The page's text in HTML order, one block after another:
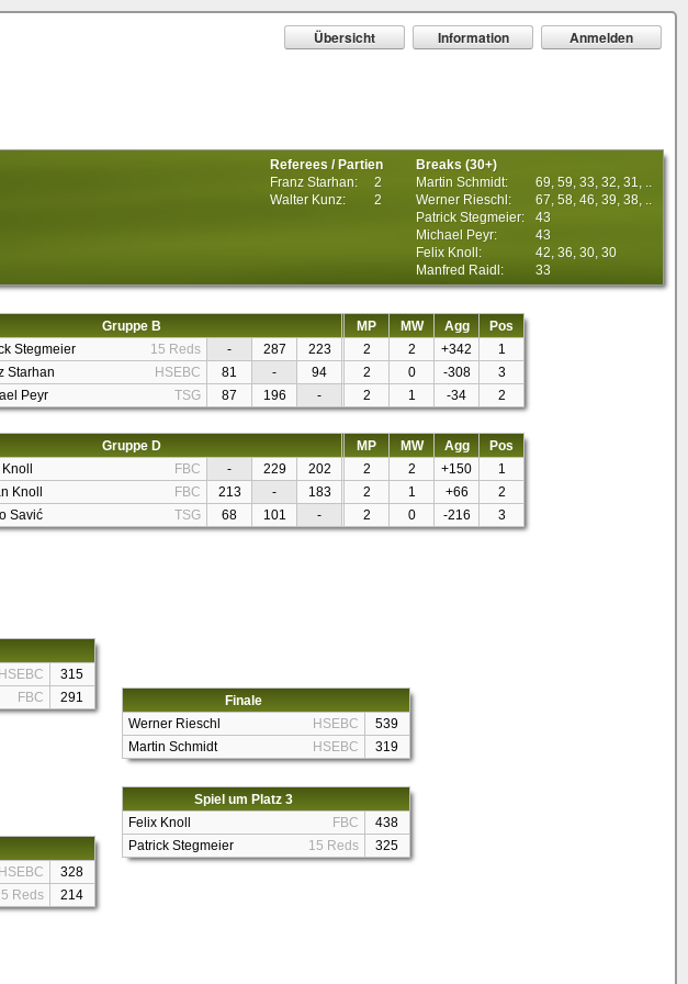
Übersicht Information Anmelden
Referees / Partien
Franz Starhan:
2
Walter Kunz:
2
Breaks (30+)
Martin Schmidt:
69, 59, 33, 32, 31, ..
Werner Rieschl:
67, 58, 46, 39, 38, ..
Patrick Stegmeier:
43
Michael Peyr:
43
Felix Knoll:
42, 36, 30, 30
Manfred Raidl:
33
Gruppe B MP MW Agg
Pos
Stegmeier
15 Reds - 287 223 2 2 +342
1
Starhan
HSEBC 81 - 94 2 0 -308
3
Peyr
TSG 87 196 - 2 1 -34 2
Gruppe D MP MW Agg
Pos
FBC - 229 202 2 2 +150
1
Knoll
FBC 213 - 183 2 1 +66
2
Savić
TSG 68 101 - 2 0 -216 3
HSEBC
315
FBC 291
HSEBC
328
Reds 214
Finale
Werner Rieschl
HSEBC
539
Martin Schmidt
HSEBC 319
Spiel um Platz 3
Felix Knoll
FBC
438
Patrick Stegmeier
15 Reds 325